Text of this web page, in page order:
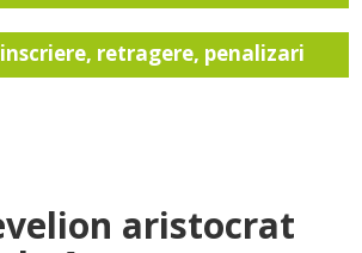
retragere, penalizari
aristocrat